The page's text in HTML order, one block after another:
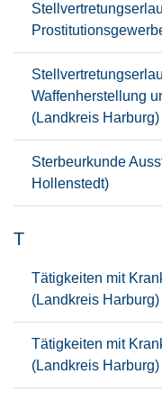
Waffenherstellung
(Landkreis Harburg)
Sterbeurkunde
Hollenstedt)
T
Tätigkeiten mit
(Landkreis Harburg)
Tätigkeiten mit
(Landkreis Harburg)